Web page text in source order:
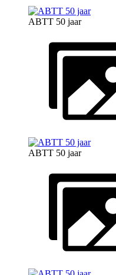
ABTT 50 jaar
ABTT 50 jaar